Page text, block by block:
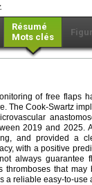
Résumé
Mots clés
of free flaps
The Cook-Swartz
2019 and 2025.
and provided a
with a positive
always guarantee
thromboses that
a reliable easy-to-